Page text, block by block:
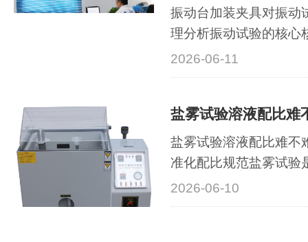
动试验是电子元···
振动台加装夹具对振动
理分析振动试验的核心
准接收标准设定的振动
工况、验证结构可靠性
会彻底改变振动系统的
验数据失真、···
2026-06-11
盐雾试验溶液配比难不
准化配比规范盐雾试验
涂、电子零部件可靠性
验数据的精准度，核心
2026-06-10